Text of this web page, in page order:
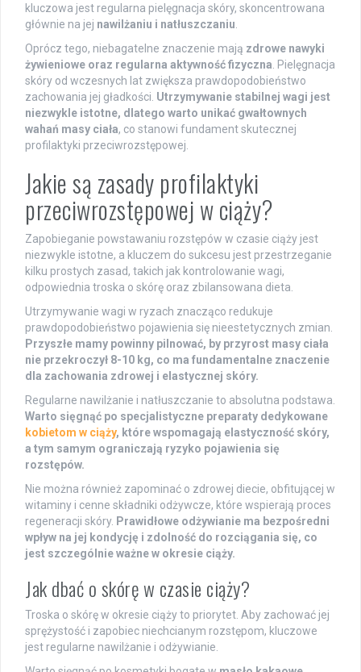
kluczowa jest regularna pielęgnacja skóry, skoncentrowana
głównie na jej nawilżaniu i natłuszczaniu
Oprócz tego, niebagatelne znaczenie mają zdrowe nawyki
żywieniowe oraz regularna aktywność fizyczna . Pielęgnacja
skóry od wczesnych lat zwiększa prawdopodobieństwo
zachowania jej gładkości. Utrzymywanie stabilnej wagi jest
niezwykle istotne, dlatego warto unikać gwałtownych
wahań masy ciała, co stanowi fundament skutecznej
profilaktyki przeciwrozstępowej.
Jakie są zasady profilaktyki
przeciwrozstępowej w ciąży?
Zapobieganie powstawaniu rozstępów w czasie ciąży jest
niezwykle istotne, a kluczem do sukcesu jest przestrzeganie
kilku prostych zasad, takich jak kontrolowanie wagi,
odpowiednia troska o skórę oraz zbilansowana dieta.
Utrzymywanie wagi w ryzach znacząco redukuje
prawdopodobieństwo pojawienia się nieestetycznych zmian.
Przyszłe mamy powinny pilnować, by przyrost masy ciała
nie przekroczył 8-10 kg, co ma fundamentalne znaczenie
dla zachowania zdrowej i elastycznej skóry.
Regularne nawilżanie i natłuszczanie to absolutna podstawa.
Warto sięgnąć po specjalistyczne preparaty dedykowane
kobietom w ciąży, które wspomagają elastyczność skóry,
a tym samym ograniczają ryzyko pojawienia się
rozstępów.
Nie można również zapominać o zdrowej diecie, obfitującej w
witaminy i cenne składniki odżywcze, które wspierają proces
regeneracji skóry. Prawidłowe odżywianie ma bezpośredni
wpływ na jej kondycję i zdolność do rozciągania się, co
jest szczególnie ważne w okresie ciąży.
Jak dbać o skórę w czasie ciąży?
Troska o skórę w okresie ciąży to priorytet. Aby zachować jej
sprężystość i zapobiec niechcianym rozstępom, kluczowe
jest regularne nawilżanie i odżywianie.